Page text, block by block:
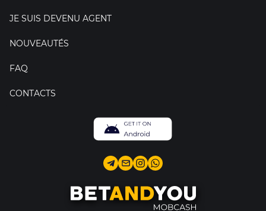
JE SUIS DEVENU AGENT
NOUVEAUTÉS
FAQ
CONTACTS